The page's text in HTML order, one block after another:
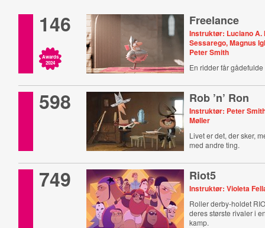
146
Awards
2024
Freelance
Instruktør: Luciano A.
Sessarego, Magnus
Peter Smith
En ridder får
598 Rob ’n’ Ron
Instruktør: Peter
Møller
Livet er det, der sker,
med andre ting.
749 Riot5
Instruktør: Violeta
Roller derby-holdet
deres største rivaler i
kamp.